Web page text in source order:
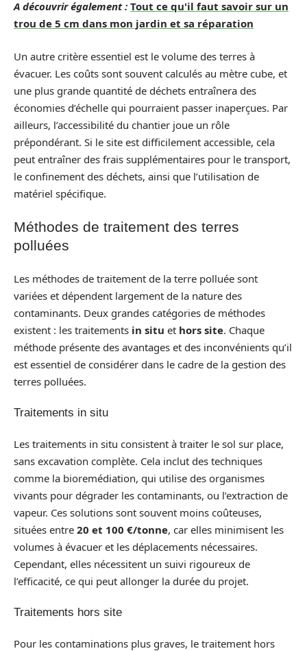
A découvrir également : Tout ce qu'il faut savoir sur un
trou de 5 cm dans mon jardin et sa réparation
Un autre critère essentiel est le volume des terres à
évacuer. Les coûts sont souvent calculés au mètre cube, et
une plus grande quantité de déchets entraînera des
économies d’échelle qui pourraient passer inaperçues. Par
ailleurs, l’accessibilité du chantier joue un rôle
prépondérant. Si le site est difficilement accessible, cela
peut entraîner des frais supplémentaires pour le transport,
le confinement des déchets, ainsi que l’utilisation de
matériel spécifique.
Méthodes de traitement des terres
polluées
Les méthodes de traitement de la terre polluée sont
variées et dépendent largement de la nature des
contaminants. Deux grandes catégories de méthodes
existent : les traitements in situ et hors site. Chaque
méthode présente des avantages et des inconvénients qu’il
est essentiel de considérer dans le cadre de la gestion des
terres polluées.
Traitements in situ
Les traitements in situ consistent à traiter le sol sur place,
sans excavation complète. Cela inclut des techniques
comme la bioremédiation, qui utilise des organismes
vivants pour dégrader les contaminants, ou l’extraction de
vapeur. Ces solutions sont souvent moins coûteuses,
situées entre 20 et 100 €/tonne, car elles minimisent les
volumes à évacuer et les déplacements nécessaires.
Cependant, elles nécessitent un suivi rigoureux de
l’efficacité, ce qui peut allonger la durée du projet.
Traitements hors site
Pour les contaminations plus graves, le traitement hors